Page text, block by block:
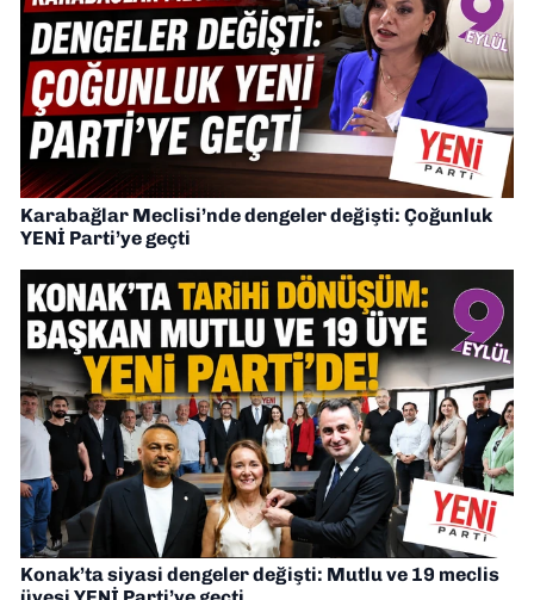
Karabağlar Meclisi’nde dengeler değişti: Çoğunluk
YENİ Parti’ye geçti
Konak’ta siyasi dengeler değişti: Mutlu ve 19 meclis